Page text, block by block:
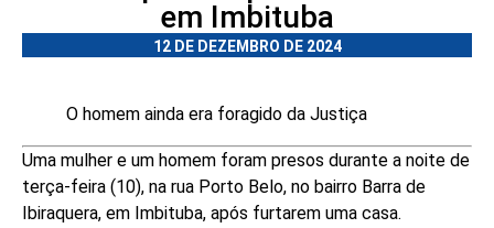
em Imbituba
12 DE DEZEMBRO DE 2024
O homem ainda era foragido da Justiça
Uma mulher e um homem foram presos durante a noite de
terça-feira (10), na rua Porto Belo, no bairro Barra de
Ibiraquera, em Imbituba, após furtarem uma casa.